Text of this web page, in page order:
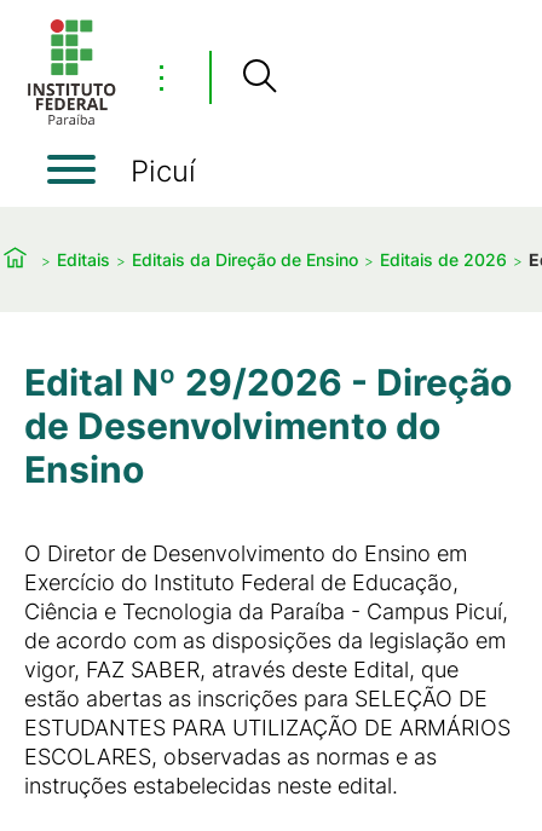
⋮
Picuí
Editais Editais da Direção de Ensino Editais de 2026
Edital Nº 29/2026 - Direção
de Desenvolvimento do
Ensino
O Diretor de Desenvolvimento do Ensino em
Exercício do Instituto Federal de Educação,
Ciência e Tecnologia da Paraíba - Campus Picuí,
de acordo com as disposições da legislação em
vigor, FAZ SABER, através deste Edital, que
estão abertas as inscrições para SELEÇÃO DE
ESTUDANTES PARA UTILIZAÇÃO DE ARMÁRIOS
ESCOLARES, observadas as normas e as
instruções estabelecidas neste edital.